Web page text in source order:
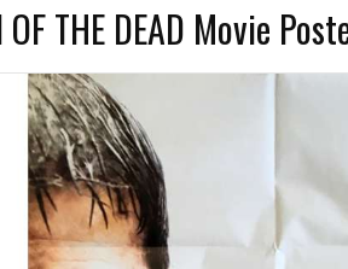
OF THE DEAD Movie